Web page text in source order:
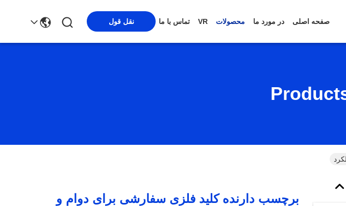
صفحه اصلی در مورد ما محصولات VR تماس با ما نقل قول
برچسب دارنده کلید فلزی سفارشی برای دوام و